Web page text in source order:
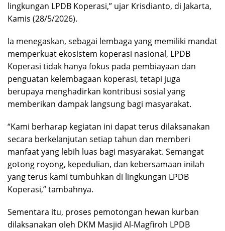
lingkungan LPDB Koperasi,” ujar Krisdianto, di Jakarta,
Kamis (28/5/2026).
Ia menegaskan, sebagai lembaga yang memiliki mandat
memperkuat ekosistem koperasi nasional, LPDB
Koperasi tidak hanya fokus pada pembiayaan dan
penguatan kelembagaan koperasi, tetapi juga
berupaya menghadirkan kontribusi sosial yang
memberikan dampak langsung bagi masyarakat.
“Kami berharap kegiatan ini dapat terus dilaksanakan
secara berkelanjutan setiap tahun dan memberi
manfaat yang lebih luas bagi masyarakat. Semangat
gotong royong, kepedulian, dan kebersamaan inilah
yang terus kami tumbuhkan di lingkungan LPDB
Koperasi,” tambahnya.
Sementara itu, proses pemotongan hewan kurban
dilaksanakan oleh DKM Masjid Al-Magfiroh LPDB